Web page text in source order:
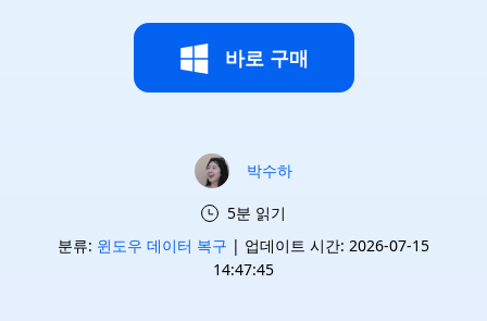
바로 구매
박수하
5분 읽기
분류: 윈도우 데이터 복구 | 업데이트 시간: 2026-07-15
14:47:45